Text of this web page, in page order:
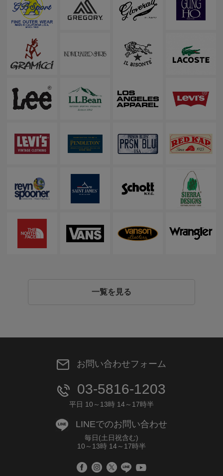
一覧を見る
お問い合わせフォーム
03-5816-1203
平日 10～13時 14～17時半
LINEでのお問い合わせ
毎日(土日祝含む)
10～13時 14～17時半